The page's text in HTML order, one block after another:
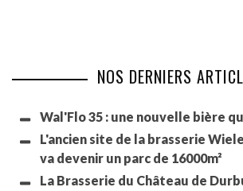
NOS DERNIERS
Wal'Flo 35 : une nouvelle bière
L'ancien site de la brasserie
va devenir un parc de 16000m²
La Brasserie du Château de